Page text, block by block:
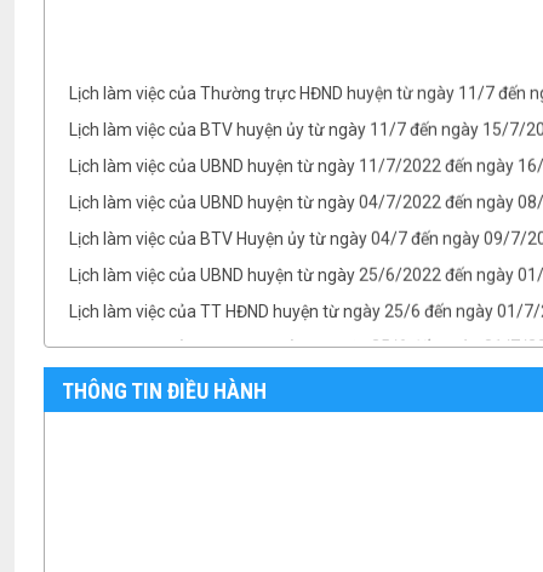
Lịch làm việc của BTV huyện ủy từ ngày 11/7 đến ngày 15/7/
Lịch làm việc của UBND huyện từ ngày 11/7/2022 đến ngày
Lịch làm việc của UBND huyện từ ngày 04/7/2022 đến ngày
Lịch làm việc của BTV Huyện ủy từ ngày 04/7 đến ngày 09/7/
Lịch làm việc của UBND huyện từ ngày 25/6/2022 đến ngày
Lịch làm việc của TT HĐND huyện từ ngày 25/6 đến ngày 01/
Lịch làm việc của BTV Huyện ủy từ ngày 25/6 đến ngày 01/7/
TB- Ý kiến kết luận của Chủ tịch UBND huyện Phan Văn Linh
TB- Ý kiến kết luận của PCT UBND huyện Vũ Thành Công tại
THÔNG TIN ĐIỀU HÀNH